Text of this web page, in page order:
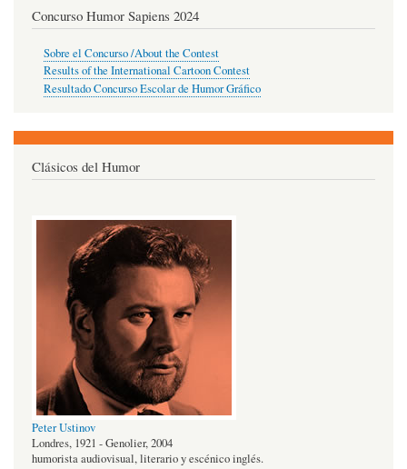
Concurso Humor Sapiens 2024
Sobre el Concurso /About the Contest
Results of the International Cartoon Contest
Resultado Concurso Escolar de Humor Gráfico
Clásicos del Humor
Peter Ustinov
Londres, 1921 - Genolier, 2004
humorista audiovisual, literario y escénico inglés.